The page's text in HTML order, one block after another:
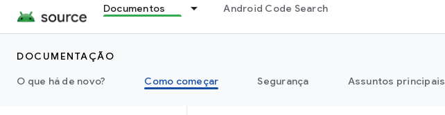
Documentos Android Code Search
DOCUMENTAÇÃO
O que há de novo?
Como começar Segurança Assuntos principais